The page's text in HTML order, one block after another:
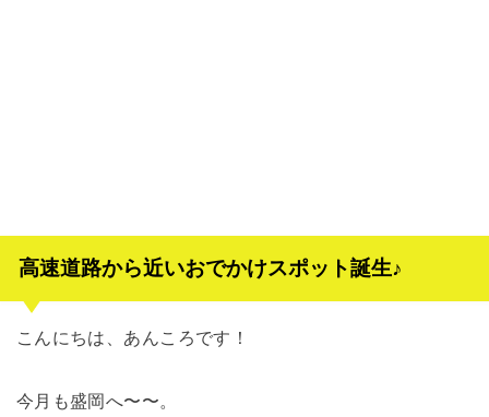
高速道路から近いおでかけスポット誕生♪
こんにちは、あんころです！
今月も盛岡へ〜〜。